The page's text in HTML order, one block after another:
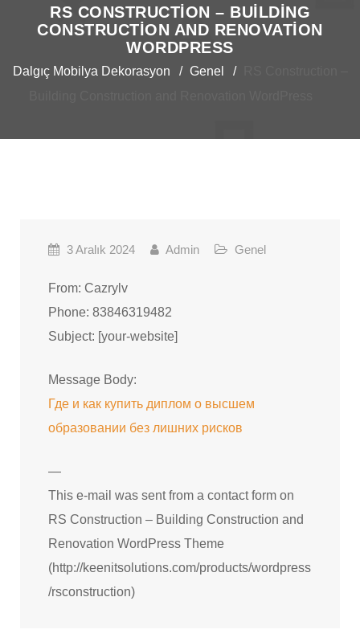
RS CONSTRUCTION – BUILDING
CONSTRUCTION AND RENOVATION
WORDPRESS
Dalgıç Mobilya Dekorasyon Genel
3 Aralık 2024 Admin Genel
From: Cazrylv
Phone: 83846319482
Subject: [your-website]
Message Body:
Где и как купить диплом о высшем
образовании без лишних рисков
—
This e-mail was sent from a contact form on
RS Construction – Building Construction and
Renovation WordPress Theme
(http://keenitsolutions.com/products/wordpress
/rsconstruction)